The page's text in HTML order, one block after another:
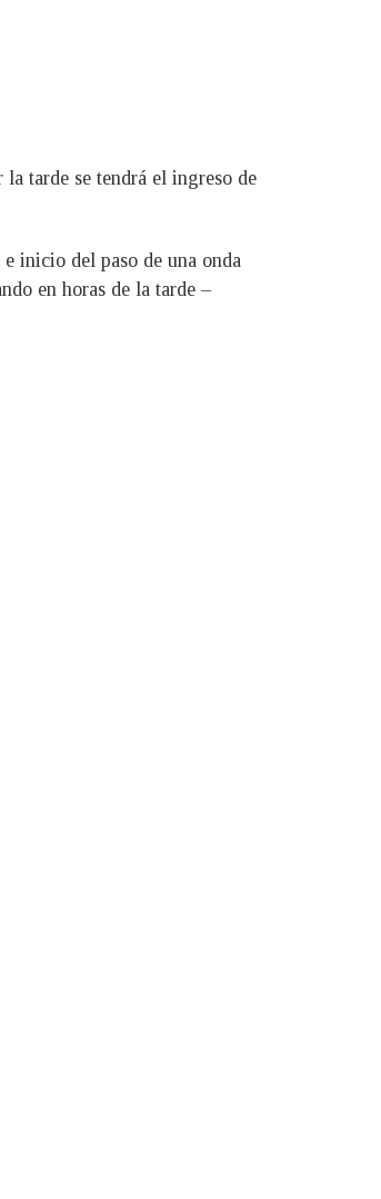
tarde se tendrá el ingreso de
inicio del paso de una onda
en horas de la tarde –